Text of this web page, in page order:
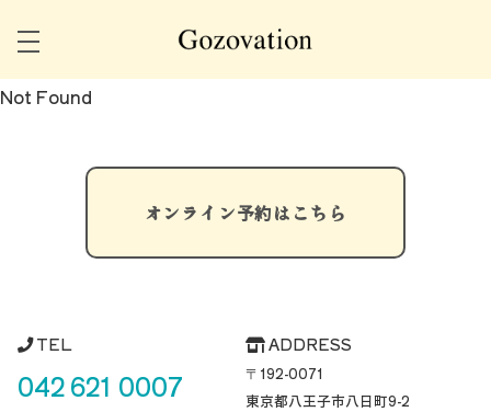
Not Found
オンライン予約はこちら
TEL
042 621 0007
ADDRESS
〒192-0071
東京都八王子市八日町9-2